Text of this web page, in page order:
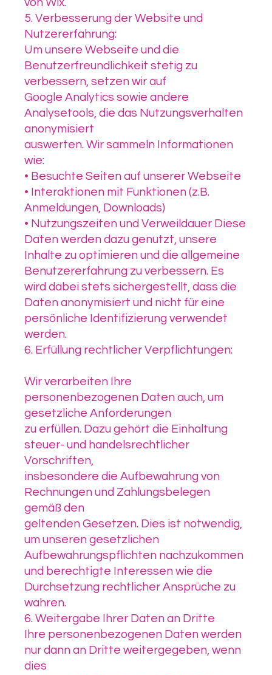
von Wix.
5. Verbesserung der Website und
Nutzererfahrung:
Um unsere Webseite und die
Benutzerfreundlichkeit stetig zu
verbessern, setzen wir auf
Google Analytics sowie andere
Analysetools, die das Nutzungsverhalten
anonymisiert
auswerten. Wir sammeln Informationen
wie:
• Besuchte Seiten auf unserer Webseite
• Interaktionen mit Funktionen (z.B.
Anmeldungen, Downloads)
• Nutzungszeiten und Verweildauer Diese
Daten werden dazu genutzt, unsere
Inhalte zu optimieren und die allgemeine
Benutzererfahrung zu verbessern. Es
wird dabei stets sichergestellt, dass die
Daten anonymisiert und nicht für eine
persönliche Identifizierung verwendet
werden.
6. Erfüllung rechtlicher Verpflichtungen:
Wir verarbeiten Ihre
personenbezogenen Daten auch, um
gesetzliche Anforderungen
zu erfüllen. Dazu gehört die Einhaltung
steuer- und handelsrechtlicher
Vorschriften,
insbesondere die Aufbewahrung von
Rechnungen und Zahlungsbelegen
gemäß den
geltenden Gesetzen. Dies ist notwendig,
um unseren gesetzlichen
Aufbewahrungspflichten nachzukommen
und berechtigte Interessen wie die
Durchsetzung rechtlicher Ansprüche zu
wahren.
6. Weitergabe Ihrer Daten an Dritte
Ihre personenbezogenen Daten werden
nur dann an Dritte weitergegeben, wenn
dies